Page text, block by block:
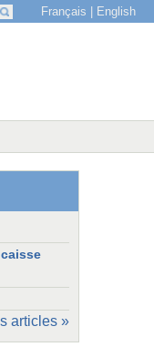
Français English
articles »